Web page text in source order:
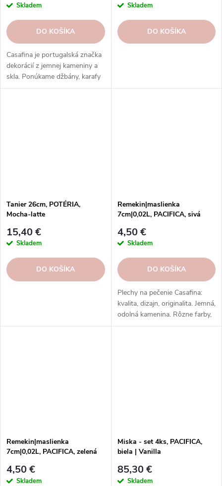
Skladem
DO KOŠÍKA
Casafina je portugalská značka
dekorácií z jemnej kameniny a
skla. Ponúkame džbány, karafy
a fľaše v rôznych dizajnoch,
Skladem
DO KOŠÍKA
Tanier 26cm, POTÉRIA,
Mocha-latte
15,40 €
Skladem
DO KOŠÍKA
Remekin|maslienka
7cm|0,02L, PACIFICA, sivá
4,50 €
Skladem
DO KOŠÍKA
Plechy na pečenie Casafina:
kvalita, dizajn, originalita. Jemná,
odolná kamenina. Rôzne farby,
vzory, tvary. Formy Casafina -
Remekin|maslienka
7cm|0,02L, PACIFICA, zelená
4,50 €
Skladem
Miska - set 4ks, PACIFICA,
biela | Vanilla
85,30 €
Skladem